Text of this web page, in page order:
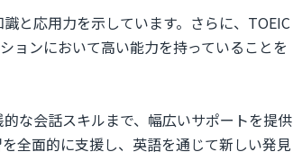
と応用力を示しています。さらに、TOEIC
ョンにおいて高い能力を持っていることを
な会話スキルまで、幅広いサポートを提供
全面的に支援し、英語を通じて新しい発見